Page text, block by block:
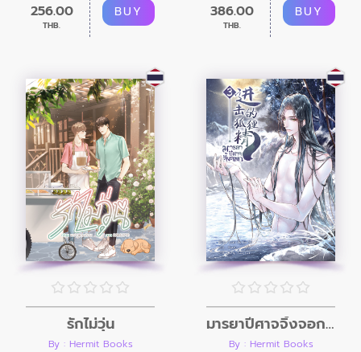
256.00
THB.
BUY 386.00
THB.
BUY
รักไม่วุ่น
By : Hermit Books
มารยาปีศาจจิ้งจอก เล่ม 3
By : Hermit Books